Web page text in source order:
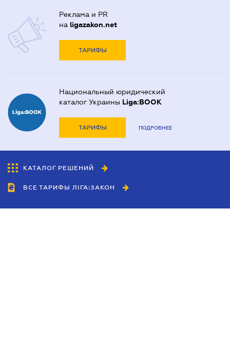
Реклама и PR
на ligazakon.net
ТАРИФЫ
Национальный юридический
каталог Украины Liga:BOOK
ТАРИФЫ ПОДРОБНЕЕ
КАТАЛОГ РЕШЕНИЙ
ВСЕ ТАРИФЫ ЛІГА:ЗАКОН